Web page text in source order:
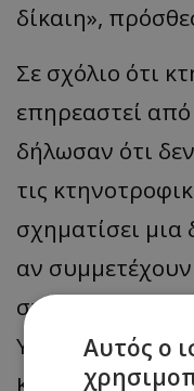
δίκαιη»,
Σε σχόλιο ότι
επηρεαστεί
δήλωσαν ότι
τις
σχηματίσει μια
αν
στη
Υπουργός
Κτηνοτρόφων»
Αυτός ο